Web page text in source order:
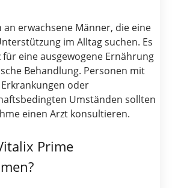
an erwachsene Männer, die eine
im Alltag suchen. Es
für eine ausgewogene Ernährung
Behandlung. Personen mit
oder
Umständen sollten
einen Arzt konsultieren.
Prime